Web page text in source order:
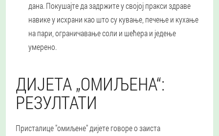
дана. Покушајте да задржите у својој пракси здраве
навике у исхрани као што су кување, печење и кухање
на пари, ограничавање соли и шећера и једење
умерено.
ДИЈЕТА „ОМИЉЕНА“:
РЕЗУЛТАТИ
Присталице "омиљене" дијете говоре о заиста